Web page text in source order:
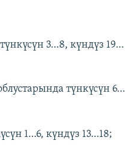
3…8, күндүз 19…
түнкүсүн 6…
1…6, күндүз 13…18;